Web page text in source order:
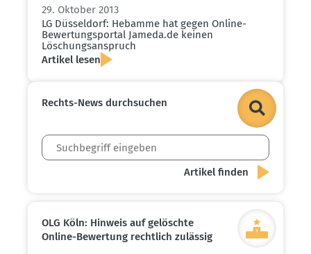
29. Oktober 2013
LG Düsseldorf: Hebamme hat gegen Online-
Bewer­tungs­portal Jameda.​de keinen
Löschungs­an­spruch
Artikel lesen
Rechts-News durch­suchen
OLG Köln: Hinweis auf gelöschte
Online-Bewertung rechtlich zulässig